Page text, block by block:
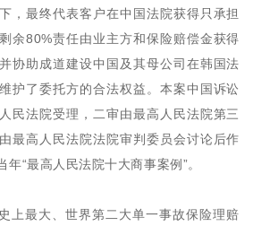
，最终代表客户在中国法院获得只承担
余80%责任由业主方和保险赔偿金获得
协助成道建设中国及其母公司在韩国法
护了委托方的合法权益。本案中国诉讼
民法院受理，二审由最高人民法院第三
最高人民法院法院审判委员会讨论后作
“最高人民法院十大商事案例”。
上最大、世界第二大单一事故保险理赔